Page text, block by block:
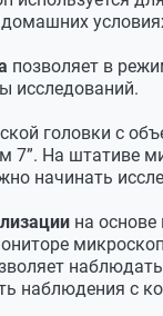
позволяет в
исследований.
головки с
На штативе
начинать
на
наблюдения с
105 х 95
микроскопа к ПК
4х/
На 3
11.2
105х95
креветок